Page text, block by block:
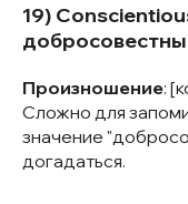
19)
Произношение:
Сложно для
значение
догадаться.